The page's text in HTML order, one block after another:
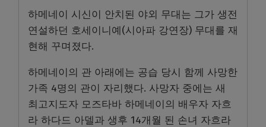
하메네이 시신이 안치된 야외 무대는 그가 생전
연설하던 호세이니예(시아파 강연장) 무대를 재
현해 꾸며졌다.
하메네이의 관 아래에는 공습 당시 함께 사망한
가족 4명의 관이 자리했다. 사망자 중에는 새
최고지도자 모즈타바 하메네이의 배우자 자흐
라 하다드 아델과 생후 14개월 된 손녀 자흐라